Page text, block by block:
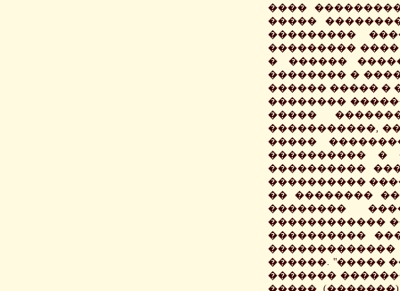
����
�����
���������
���������
� ������
�������� �
������ ����� �
��������
�����
�����������,
�����
���������� �
����������
����������
�� ��������
��������
������������
����������
������. "�����
�������
�����